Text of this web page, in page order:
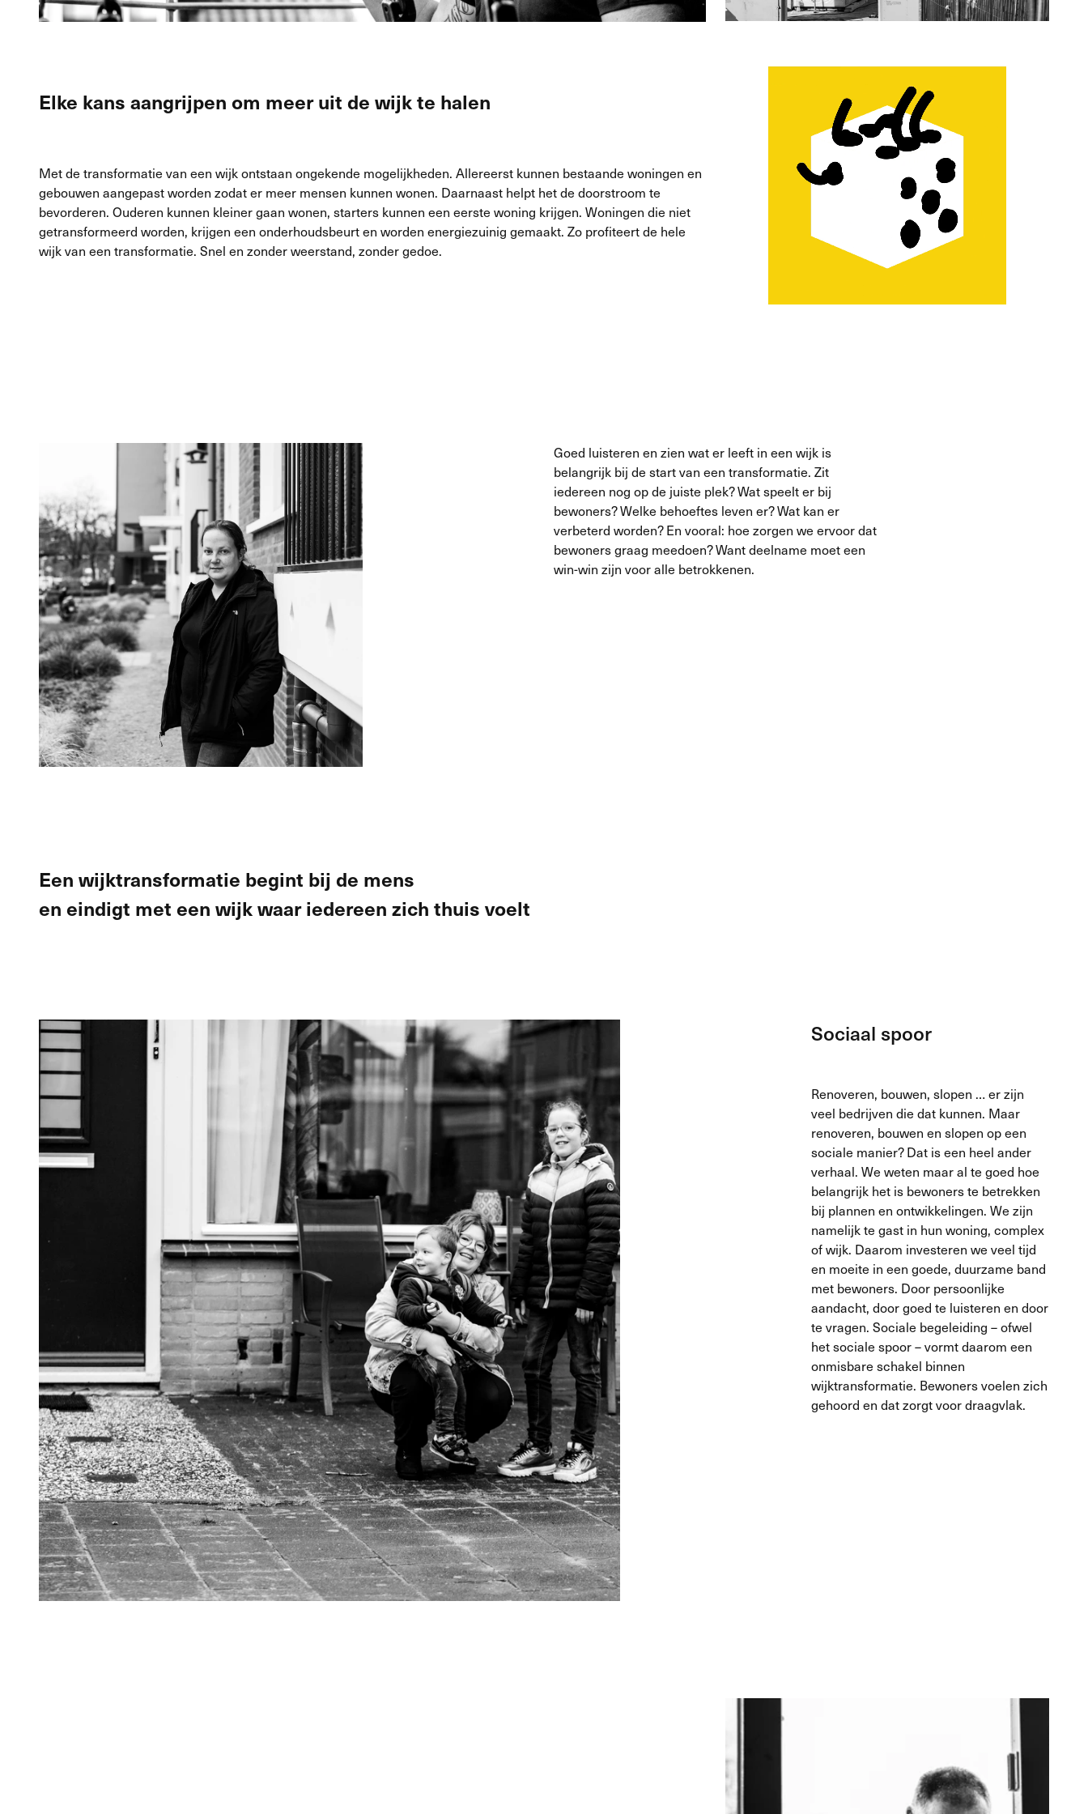
Elke kans aangrijpen om meer uit de wijk te halen
Met de transformatie van een wijk ontstaan ongekende mogelijkheden. Allereerst kunnen bestaande woningen en
gebouwen aangepast worden zodat er meer mensen kunnen wonen. Daarnaast helpt het de doorstroom te
bevorderen. Ouderen kunnen kleiner gaan wonen, starters kunnen een eerste woning krijgen. Woningen die niet
getransformeerd worden, krijgen een onderhoudsbeurt en worden energiezuinig gemaakt. Zo profiteert de hele
wijk van een transformatie. Snel en zonder weerstand, zonder gedoe.
Goed luisteren en zien wat er leeft in een wijk is
belangrijk bij de start van een transformatie. Zit
iedereen nog op de juiste plek? Wat speelt er bij
bewoners? Welke behoeftes leven er? Wat kan er
verbeterd worden? En vooral: hoe zorgen we ervoor dat
bewoners graag meedoen? Want deelname moet een
win-win zijn voor alle betrokkenen.
Een wijktransformatie begint bij de mens
en eindigt met een wijk waar iedereen zich thuis voelt
Sociaal spoor
Renoveren, bouwen, slopen … er zijn
veel bedrijven die dat kunnen. Maar
renoveren, bouwen en slopen op een
sociale manier? Dat is een heel ander
verhaal. We weten maar al te goed hoe
belangrijk het is bewoners te betrekken
bij plannen en ontwikkelingen. We zijn
namelijk te gast in hun woning, complex
of wijk. Daarom investeren we veel tijd
en moeite in een goede, duurzame band
met bewoners. Door persoonlijke
aandacht, door goed te luisteren en door
te vragen. Sociale begeleiding – ofwel
het sociale spoor – vormt daarom een
onmisbare schakel binnen
wijktransformatie. Bewoners voelen zich
gehoord en dat zorgt voor draagvlak.